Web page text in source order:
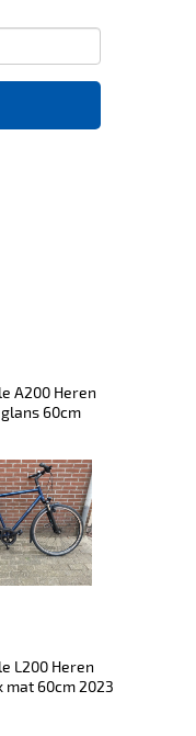
A200 Heren
60cm
L200 Heren
mat 60cm 2023